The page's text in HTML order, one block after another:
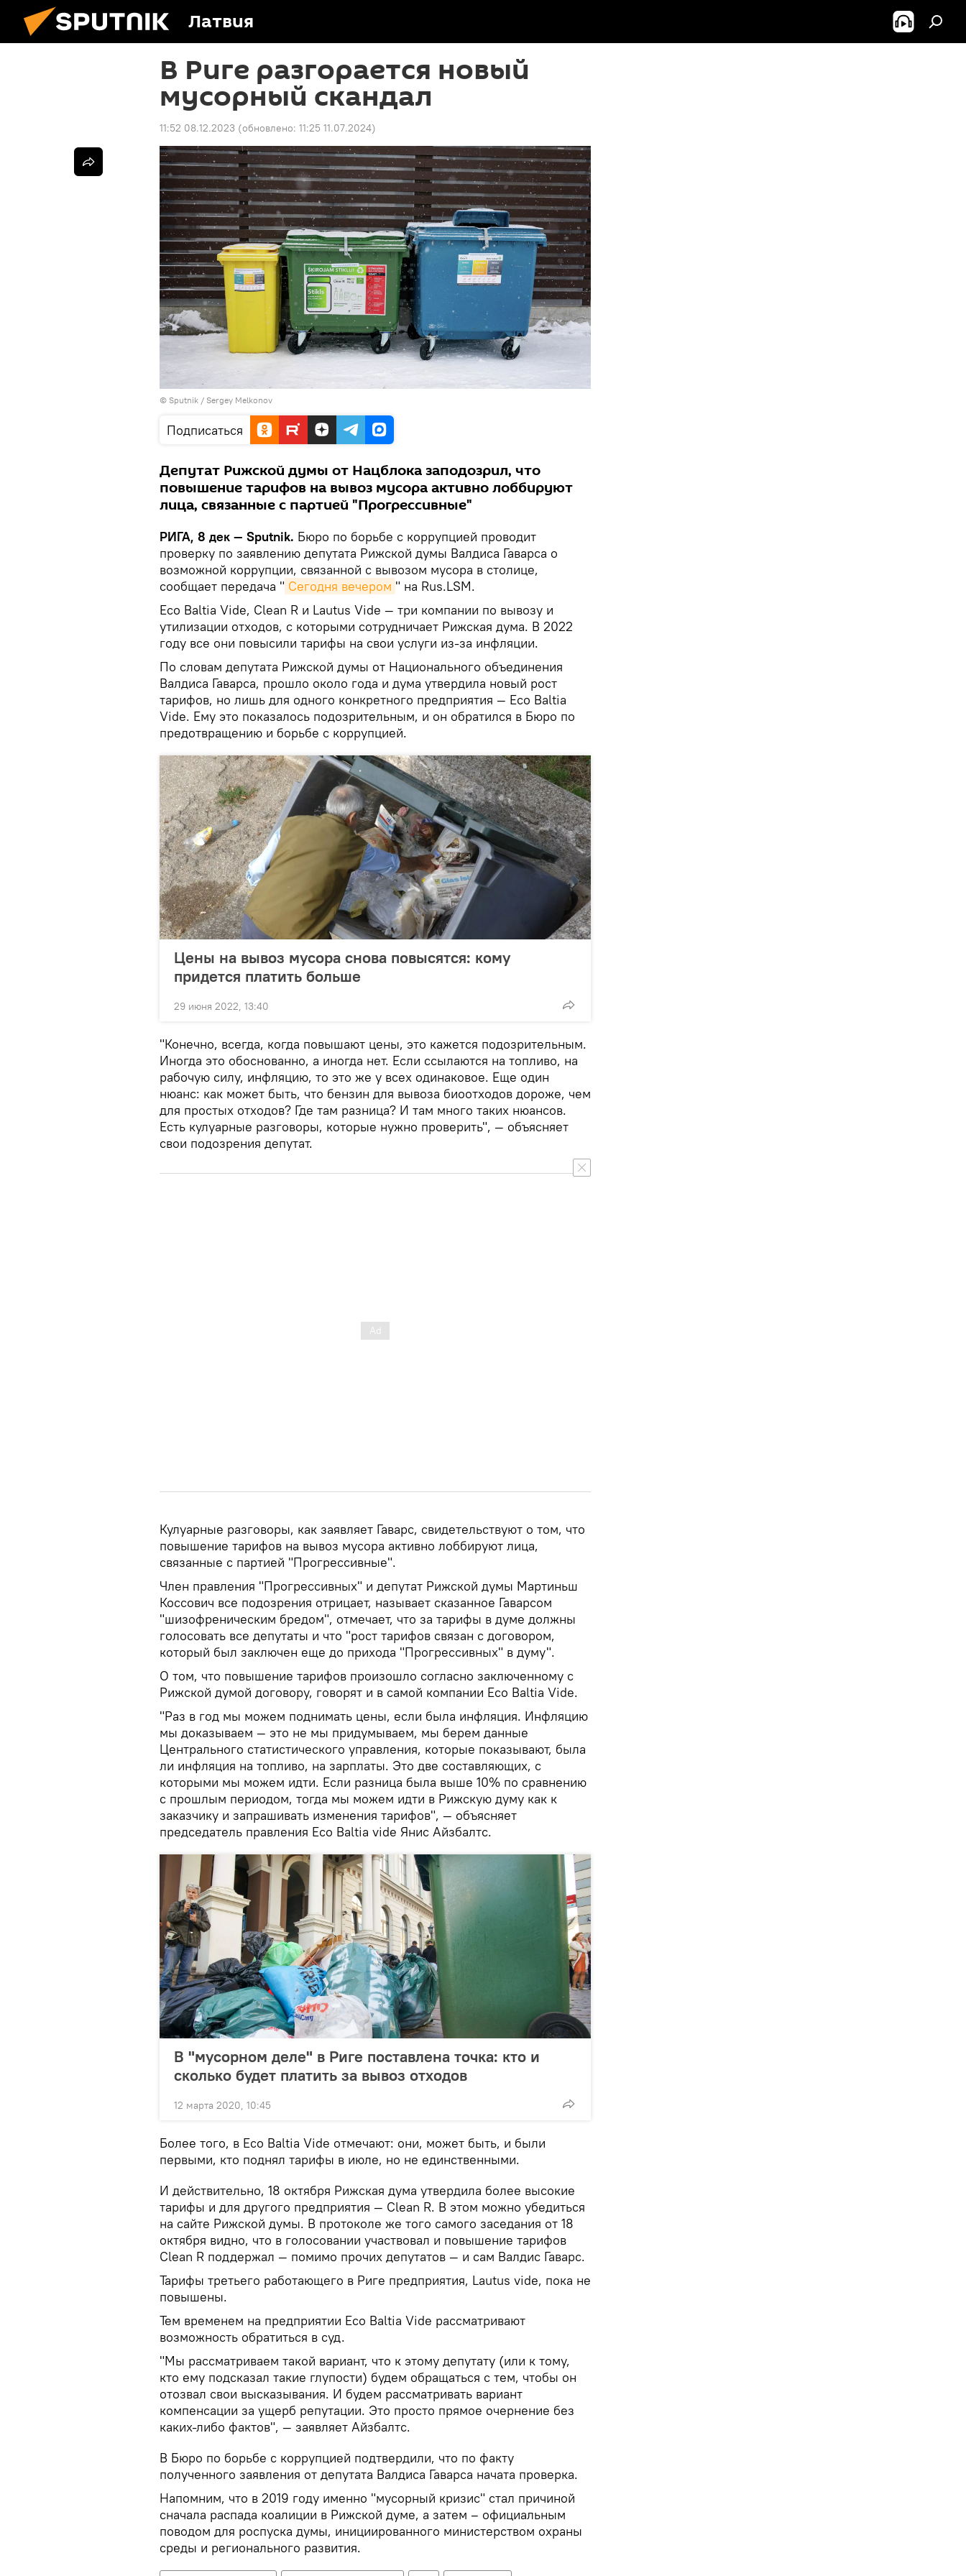
Латвия
В Риге разгорается новый
мусорный скандал
11:52 08.12.2023 (обновлено: 11:25 11.07.2024)
© Sputnik / Sergey Melkonov
Подписаться
Депутат Рижской думы от Нацблока заподозрил, что
повышение тарифов на вывоз мусора активно лоббируют
лица, связанные с партией "Прогрессивные"
РИГА, 8 дек — Sputnik. Бюро по борьбе с коррупцией проводит
проверку по заявлению депутата Рижской думы Валдиса Гаварса о
возможной коррупции, связанной с вывозом мусора в столице,
сообщает передача " Сегодня вечером " на Rus.LSM.
Eco Baltia Vide, Clean R и Lautus Vide — три компании по вывозу и
утилизации отходов, с которыми сотрудничает Рижская дума. В 2022
году все они повысили тарифы на свои услуги из-за инфляции.
По словам депутата Рижской думы от Национального объединения
Валдиса Гаварса, прошло около года и дума утвердила новый рост
тарифов, но лишь для одного конкретного предприятия — Eco Baltia
Vide. Ему это показалось подозрительным, и он обратился в Бюро по
предотвращению и борьбе с коррупцией.
Цены на вывоз мусора снова повысятся: кому
придется платить больше
29 июня 2022, 13:40
"Конечно, всегда, когда повышают цены, это кажется подозрительным.
Иногда это обоснованно, а иногда нет. Если ссылаются на топливо, на
рабочую силу, инфляцию, то это же у всех одинаковое. Еще один
нюанс: как может быть, что бензин для вывоза биоотходов дороже, чем
для простых отходов? Где там разница? И там много таких нюансов.
Есть кулуарные разговоры, которые нужно проверить", — объясняет
свои подозрения депутат.
Кулуарные разговоры, как заявляет Гаварс, свидетельствуют о том, что
повышение тарифов на вывоз мусора активно лоббируют лица,
связанные с партией "Прогрессивные".
Член правления "Прогрессивных" и депутат Рижской думы Мартиньш
Коссович все подозрения отрицает, называет сказанное Гаварсом
"шизофреническим бредом", отмечает, что за тарифы в думе должны
голосовать все депутаты и что "рост тарифов связан с договором,
который был заключен еще до прихода "Прогрессивных" в думу".
О том, что повышение тарифов произошло согласно заключенному с
Рижской думой договору, говорят и в самой компании Eco Baltia Vide.
"Раз в год мы можем поднимать цены, если была инфляция. Инфляцию
мы доказываем — это не мы придумываем, мы берем данные
Центрального статистического управления, которые показывают, была
ли инфляция на топливо, на зарплаты. Это две составляющих, с
которыми мы можем идти. Если разница была выше 10% по сравнению
с прошлым периодом, тогда мы можем идти в Рижскую думу как к
заказчику и запрашивать изменения тарифов", — объясняет
председатель правления Eco Baltia vide Янис Айзбалтс.
В "мусорном деле" в Риге поставлена точка: кто и
сколько будет платить за вывоз отходов
12 марта 2020, 10:45
Более того, в Eco Baltia Vide отмечают: они, может быть, и были
первыми, кто поднял тарифы в июле, но не единственными.
И действительно, 18 октября Рижская дума утвердила более высокие
тарифы и для другого предприятия — Clean R. В этом можно убедиться
на сайте Рижской думы. В протоколе же того самого заседания от 18
октября видно, что в голосовании участвовал и повышение тарифов
Clean R поддержал — помимо прочих депутатов — и сам Валдис Гаварс.
Тарифы третьего работающего в Риге предприятия, Lautus vide, пока не
повышены.
Тем временем на предприятии Eco Baltia Vide рассматривают
возможность обратиться в суд.
"Мы рассматриваем такой вариант, что к этому депутату (или к тому,
кто ему подсказал такие глупости) будем обращаться с тем, чтобы он
отозвал свои высказывания. И будем рассматривать вариант
компенсации за ущерб репутации. Это просто прямое очернение без
каких-либо фактов", — заявляет Айзбалтс.
В Бюро по борьбе с коррупцией подтвердили, что по факту
полученного заявления от депутата Валдиса Гаварса начата проверка.
Напомним, что в 2019 году именно "мусорный кризис" стал причиной
сначала распада коалиции в Рижской думе, а затем – официальным
поводом для роспуска думы, инициированного министерством охраны
среды и регионального развития.